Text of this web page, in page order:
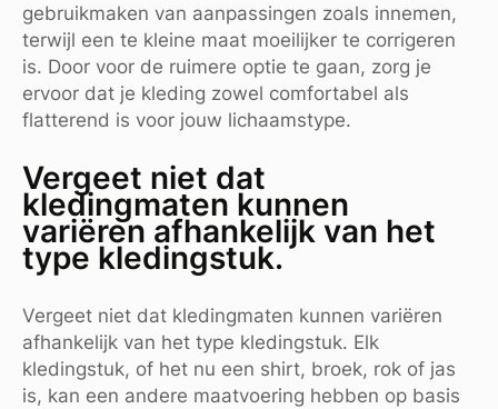
gebruikmaken van aanpassingen zoals innemen,
terwijl een te kleine maat moeilijker te corrigeren
is. Door voor de ruimere optie te gaan, zorg je
ervoor dat je kleding zowel comfortabel als
flatterend is voor jouw lichaamstype.
Vergeet niet dat
kledingmaten kunnen
variëren afhankelijk van het
type kledingstuk.
Vergeet niet dat kledingmaten kunnen variëren
afhankelijk van het type kledingstuk. Elk
kledingstuk, of het nu een shirt, broek, rok of jas
is, kan een andere maatvoering hebben op basis